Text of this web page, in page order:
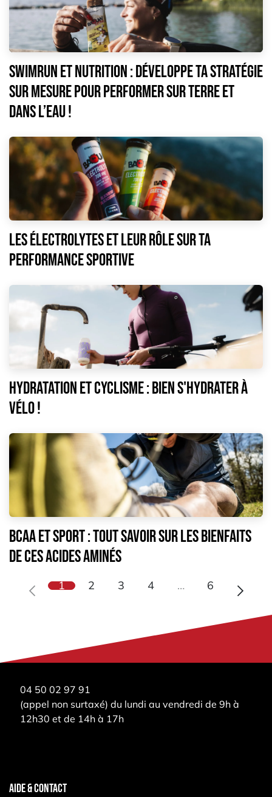
Swimrun et nutrition : développe ta stratégie
sur mesure pour performer sur terre et
dans l’eau !
Les électrolytes et leur rôle sur ta
performance sportive
Hydratation et cyclisme : bien s'hydrater à
vélo !
BCAA et sport : tout savoir sur les bienfaits
de ces acides aminés
1 2 3 4 … 6
04 50 02 97 91
(appel non surtaxé) du lundi au vendredi de 9h à
12h30 et de 14h à 17h
AIDE & CONTACT